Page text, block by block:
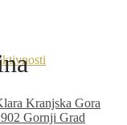
Kranjska Gora
Gornji Grad